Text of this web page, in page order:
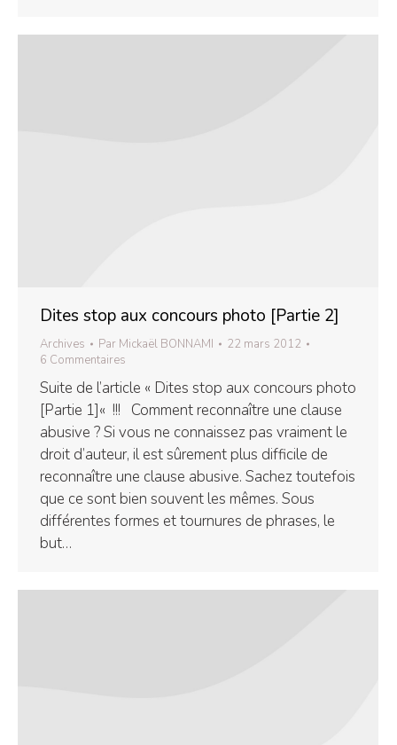
Dites stop aux concours photo [Partie 2]
Archives Par Mickaël BONNAMI
22 mars 2012
6 Commentaires
Suite de l’article « Dites stop aux concours photo
[Partie 1]« !!! Comment reconnaître une clause
abusive ? Si vous ne connaissez pas vraiment le
droit d’auteur, il est sûrement plus difficile de
reconnaître une clause abusive. Sachez toutefois
que ce sont bien souvent les mêmes. Sous
différentes formes et tournures de phrases, le
but…